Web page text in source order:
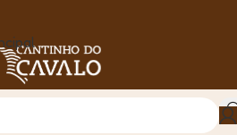
Adulto P/Competição –